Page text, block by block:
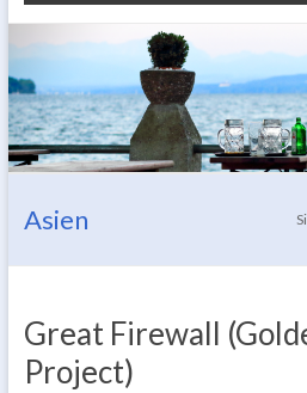
Asien
Great Firewall
Project)